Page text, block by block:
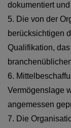
dokumentiert
5. Die von der
berücksichtigen
Qualifikation,
6.
Vermögenslage
angemessen
7. Die